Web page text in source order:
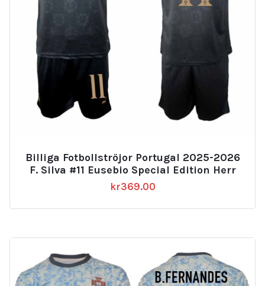
Billiga Fotbollströjor Portugal 2025-2026
F. Silva #11 Eusebio Special Edition Herr
kr369.00